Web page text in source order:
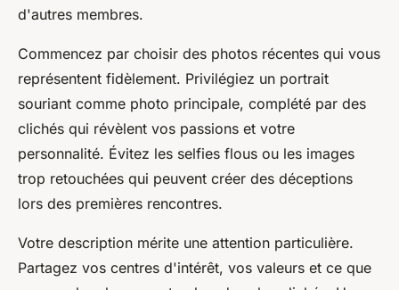
d'autres membres.
Commencez par choisir des photos récentes qui vous
représentent fidèlement. Privilégiez un portrait
souriant comme photo principale, complété par des
clichés qui révèlent vos passions et votre
personnalité. Évitez les selfies flous ou les images
trop retouchées qui peuvent créer des déceptions
lors des premières rencontres.
Votre description mérite une attention particulière.
Partagez vos centres d'intérêt, vos valeurs et ce que